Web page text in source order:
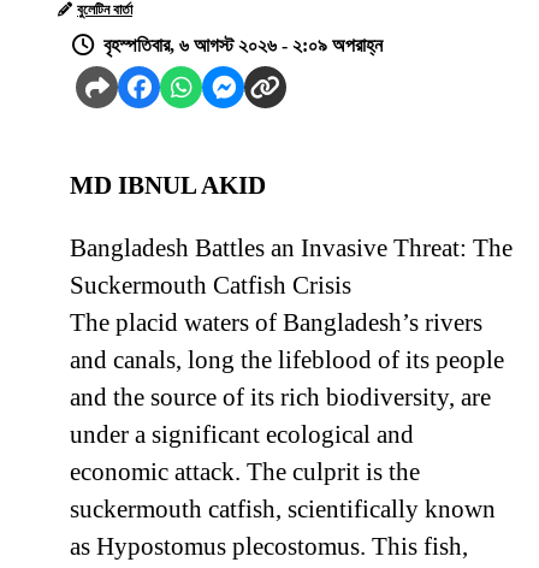
বুলেটিন বার্তা
বৃহস্পতিবার, ৬ আগস্ট ২০২৬ - ২:০৯ অপরাহ্ন
MD IBNUL AKID
Bangladesh Battles an Invasive Threat: The
Suckermouth Catfish Crisis
The placid waters of Bangladesh’s rivers
and canals, long the lifeblood of its people
and the source of its rich biodiversity, are
under a significant ecological and
economic attack. The culprit is the
suckermouth catfish, scientifically known
as Hypostomus plecostomus. This fish,